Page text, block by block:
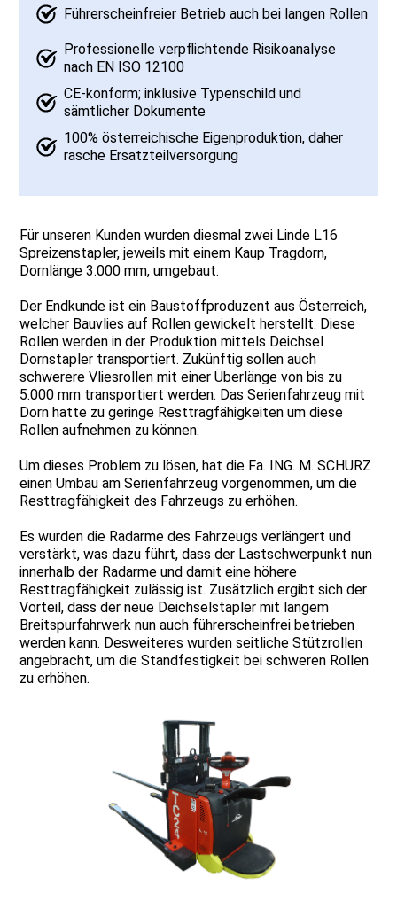
Führerscheinfreier Betrieb auch bei langen Rollen
Professionelle verpflichtende Risikoanalyse
nach EN ISO 12100
CE-konform; inklusive Typenschild und
sämtlicher Dokumente
100% österreichische Eigenproduktion, daher
rasche Ersatzteilversorgung
Für unseren Kunden wurden diesmal zwei Linde L16
Spreizenstapler, jeweils mit einem Kaup Tragdorn,
Dornlänge 3.000 mm, umgebaut.
Der Endkunde ist ein Baustoffproduzent aus Österreich,
welcher Bauvlies auf Rollen gewickelt herstellt. Diese
Rollen werden in der Produktion mittels Deichsel
Dornstapler transportiert. Zukünftig sollen auch
schwerere Vliesrollen mit einer Überlänge von bis zu
5.000 mm transportiert werden. Das Serienfahrzeug mit
Dorn hatte zu geringe Resttragfähigkeiten um diese
Rollen aufnehmen zu können.
Um dieses Problem zu lösen, hat die Fa. ING. M. SCHURZ
einen Umbau am Serienfahrzeug vorgenommen, um die
Resttragfähigkeit des Fahrzeugs zu erhöhen.
Es wurden die Radarme des Fahrzeugs verlängert und
verstärkt, was dazu führt, dass der Lastschwerpunkt nun
innerhalb der Radarme und damit eine höhere
Resttragfähigkeit zulässig ist. Zusätzlich ergibt sich der
Vorteil, dass der neue Deichselstapler mit langem
Breitspurfahrwerk nun auch führerscheinfrei betrieben
werden kann. Desweiteres wurden seitliche Stützrollen
angebracht, um die Standfestigkeit bei schweren Rollen
zu erhöhen.